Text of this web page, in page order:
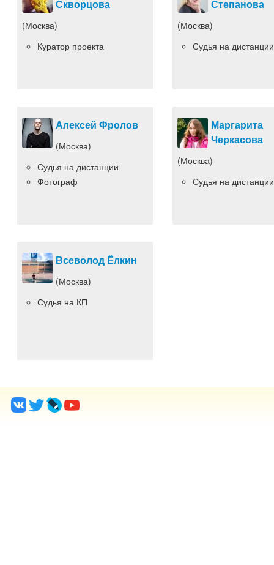
Скворцова
(Москва)
Куратор проекта
Степанова
(Москва)
Судья на дистанции
Алексей Фролов
(Москва)
Судья на дистанции
Фотограф
Маргарита
Черкасова
(Москва)
Судья на дистанции
Всеволод Ёлкин
(Москва)
Судья на КП